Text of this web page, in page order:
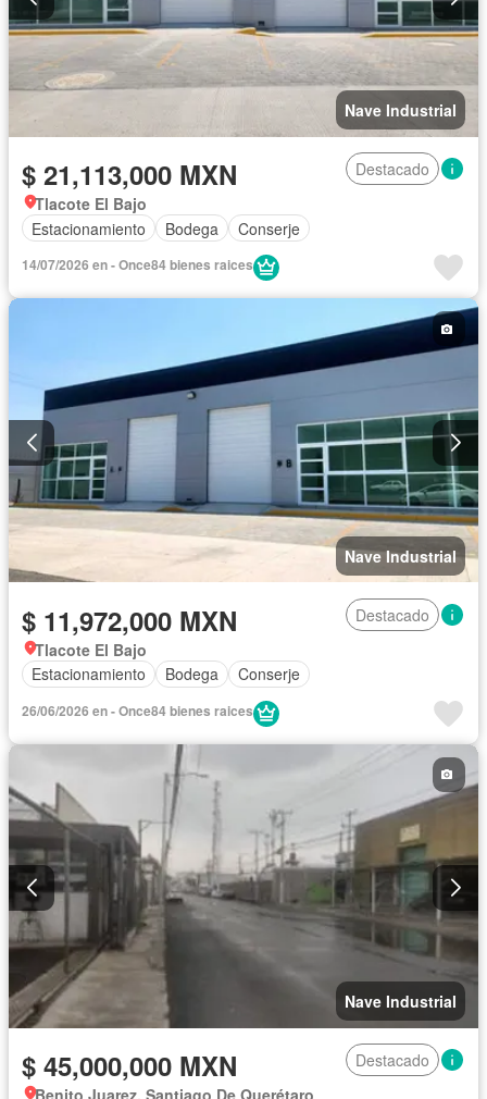
Nave Industrial
$ 21,113,000 MXN
Destacado
Tlacote El Bajo
Estacionamiento
Bodega Conserje
14/07/2026 en - Once84 bienes raices
Nave Industrial
$ 11,972,000 MXN
Destacado
Tlacote El Bajo
Estacionamiento
Bodega Conserje
26/06/2026 en - Once84 bienes raices
Nave Industrial
$ 45,000,000 MXN
Destacado